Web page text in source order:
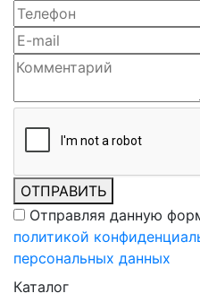
ОТПРАВИТЬ
Отправляя данную
политикой
персональных данных
Каталог